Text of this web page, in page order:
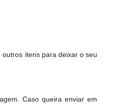
itens para deixar o seu
Caso queira enviar em